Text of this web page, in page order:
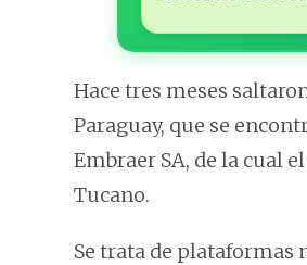
Hace tres meses
Paraguay, que se
Embraer SA, de la cual
Tucano.
Se trata de plataformas